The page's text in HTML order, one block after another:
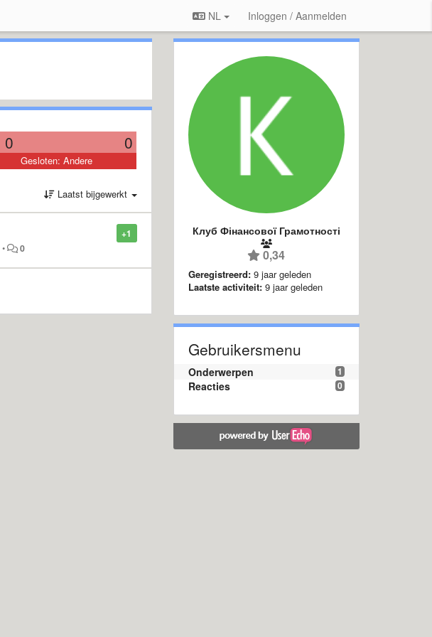
NL Inloggen / Aanmelden
0 0
Gesloten: Andere
Laatst bijgewerkt
+1
• 0
Клуб Фінансової Грамотності
0,34
Geregistreerd: 9 jaar geleden
Laatste activiteit: 9 jaar geleden
Gebruikersmenu
1
Onderwerpen
0
Reacties